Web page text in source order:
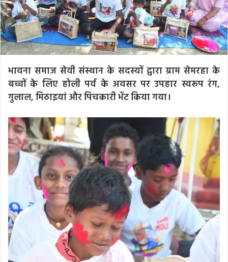
भावना समाज सेवी संस्थान के सदस्यों द्वारा ग्राम सेमरहा के
बच्चों के लिए होली पर्व के अवसर पर उपहार स्वरूप रंग,
गुलाल, मिठाइयां और पिचकारी भेंट किया गया।